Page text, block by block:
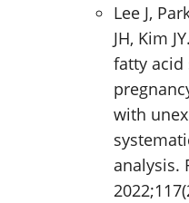
Lee J,
JH, Kim
fatty
with
analysis.